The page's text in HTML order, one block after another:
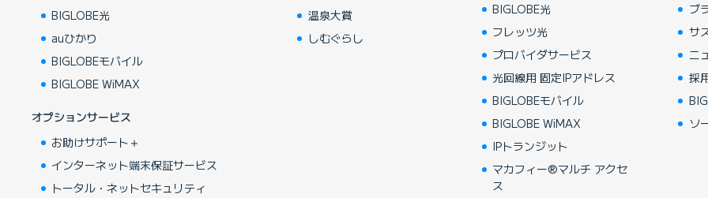
BIGLOBE光
auひかり
BIGLOBEモバイル
BIGLOBE WiMAX
オプションサービス
お助けサポート＋
インターネット端末保証サービス
トータル・ネットセキュリティ
温泉大賞
しむぐらし
BIGLOBE光
フレッツ光
プロバイダサービス
光回線用 固定IPアドレス
BIGLOBEモバイル
BIGLOBE WiMAX
IPトランジット
マカフィー®マルチ アクセ
ス
ブ
サ
ニ
採
ソ